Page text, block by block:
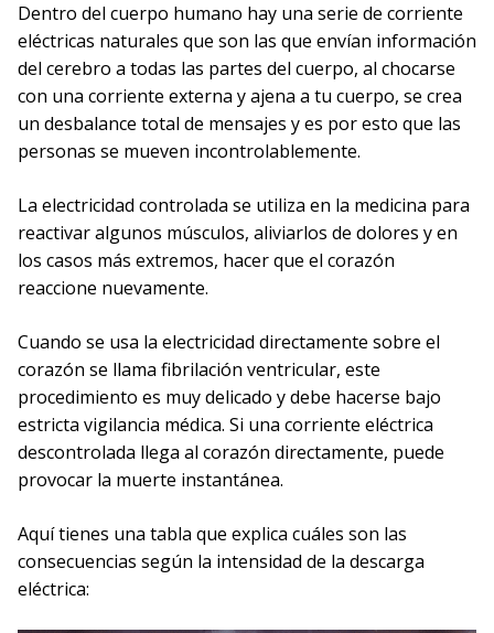
Dentro del cuerpo humano hay una serie de corriente
eléctricas naturales que son las que envían información
del cerebro a todas las partes del cuerpo, al chocarse
con una corriente externa y ajena a tu cuerpo, se crea
un desbalance total de mensajes y es por esto que las
personas se mueven incontrolablemente.
La electricidad controlada se utiliza en la medicina para
reactivar algunos músculos, aliviarlos de dolores y en
los casos más extremos, hacer que el corazón
reaccione nuevamente.
Cuando se usa la electricidad directamente sobre el
corazón se llama fibrilación ventricular, este
procedimiento es muy delicado y debe hacerse bajo
estricta vigilancia médica. Si una corriente eléctrica
descontrolada llega al corazón directamente, puede
provocar la muerte instantánea.
Aquí tienes una tabla que explica cuáles son las
consecuencias según la intensidad de la descarga
eléctrica: